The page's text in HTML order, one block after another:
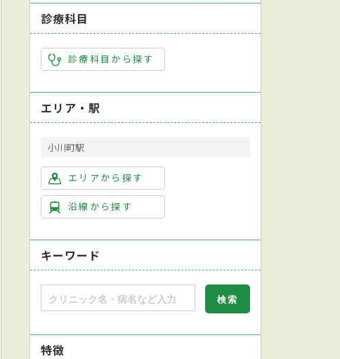
診療科目
診療科目から探す
エリア・駅
小川町駅
エリアから探す
沿線から探す
キーワード
特徴